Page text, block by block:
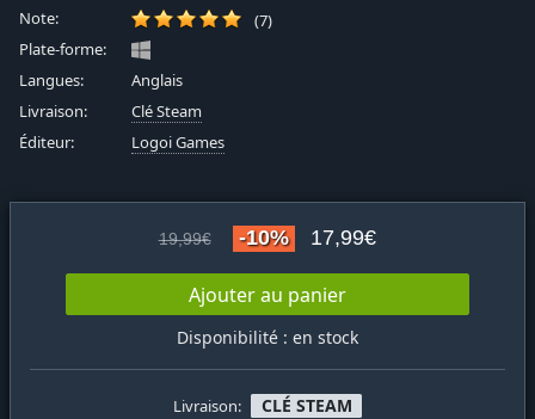
Note:
(7)
Plate-forme:
Langues:
Anglais
Livraison:
Clé Steam
Éditeur:
Logoi Games
19,99€ -10% 17,99€
Ajouter au panier
Disponibilité : en stock
Livraison: CLÉ STEAM